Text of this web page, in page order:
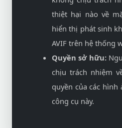
thiệt hại nào về
hiển thị phát sinh
AVIF trên hệ thống
Quyền sở hữu:
chịu trách nhiệm
quyền của các
công cụ này.